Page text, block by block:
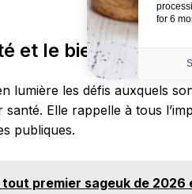
et le bien-être des
lumière les défis auxquels
Elle rappelle à tous
publiques.
tout premier sageuk de
for 6